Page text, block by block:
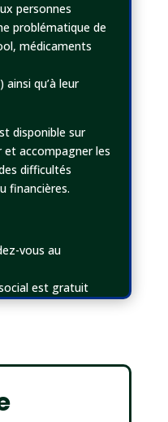
personnes
problématique de
médicaments
qu’à leur
disponible sur
accompagner les
difficultés
financières.
vous au
est gratuit